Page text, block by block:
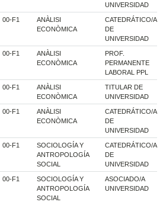
UNIVERSIDAD
00-F1
ANÀLISI
ECONÒMICA
CATEDRÁTICO/A
DE
UNIVERSIDAD
00-F1
ANÀLISI
ECONÒMICA
PROF.
PERMANENTE
LABORAL PPL
00-F1
ANÀLISI
ECONÒMICA
TITULAR DE
UNIVERSIDAD
00-F1
ANÀLISI
ECONÒMICA
CATEDRÁTICO/A
DE
UNIVERSIDAD
00-F1
SOCIOLOGÍA Y
ANTROPOLOGÍA
SOCIAL
CATEDRÁTICO/A
DE
UNIVERSIDAD
00-F1
SOCIOLOGÍA Y
ANTROPOLOGÍA
SOCIAL
ASOCIADO/A
UNIVERSIDAD